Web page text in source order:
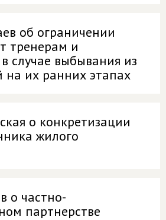
об ограничении
тренерам и
случае выбывания из
на их ранних этапах
о конкретизации
жилого
о частно-
партнерстве